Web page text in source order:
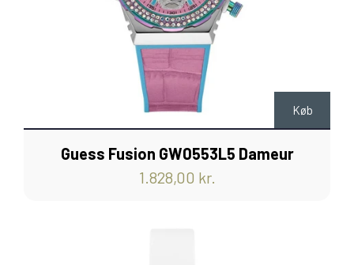
Køb
Guess Fusion GW0553L5 Dameur
1.828,00 kr.